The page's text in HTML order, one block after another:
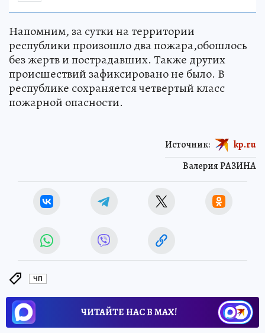
Напомним, за сутки на территории
республики произошло два пожара,обошлось
без жертв и пострадавших. Также других
происшествий зафиксировано не было. В
республике сохраняется четвертый класс
пожарной опасности.
Валерия РАЗИНА
Источник: kp.ru
ЧП
ЧИТАЙТЕ НАС В МАХ!